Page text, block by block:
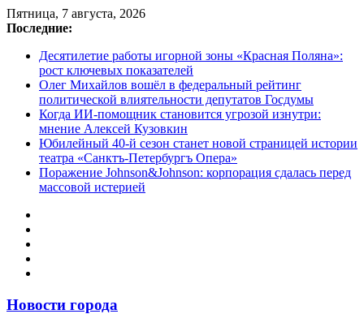
Перейти
к
Пятница, 7 августа, 2026
Последние:
Десятилетие работы игорной зоны «Красная Поляна»:
рост ключевых показателей
Олег Михайлов вошёл в федеральный рейтинг
политической влиятельности депутатов Госдумы
Когда ИИ-помощник становится угрозой изнутри:
мнение Алексей Кузовкин
Юбилейный 40-й сезон станет новой страницей истории
театра «Санктъ-Петербургъ Опера»
Поражение Johnson&Johnson: корпорация сдалась перед
массовой истерией
Новости города